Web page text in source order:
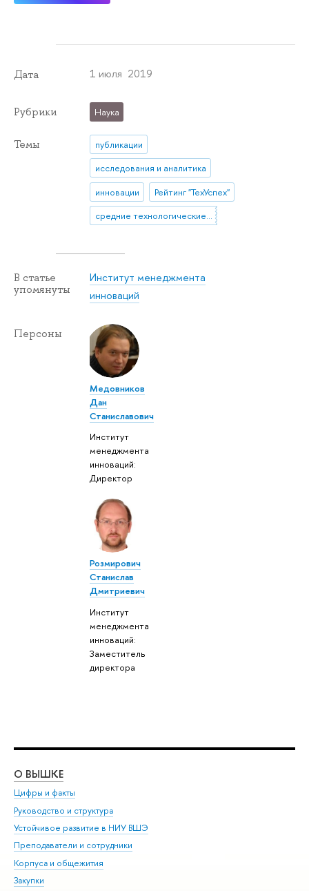
Дата 1 июля 2019
Рубрики Наука
Темы
публикации
исследования и аналитика
инновации
Рейтинг "ТехУспех"
средние технологические компании
В статье
упомянуты
Институт менеджмента
инноваций
Персоны
Медовников
Дан
Станиславович
Институт
менеджмента
инноваций:
Директор
Розмирович
Станислав
Дмитриевич
Институт
менеджмента
инноваций:
Заместитель
директора
О ВЫШКЕ
Цифры и факты
Руководство и структура
Устойчивое развитие в НИУ ВШЭ
Преподаватели и сотрудники
Корпуса и общежития
Закупки